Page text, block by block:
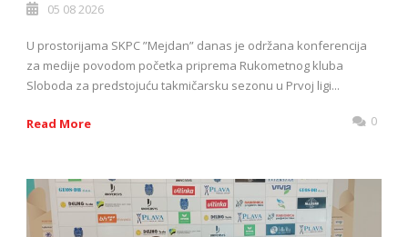
05 08 2026
U prostorijama SKPC ”Mejdan” danas je održana konferencija
za medije povodom početka priprema Rukometnog kluba
Sloboda za predstojuću takmičarsku sezonu u Prvoj ligi...
Read More 0